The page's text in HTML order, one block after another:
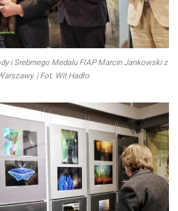
i Srebrnego Medalu FIAP Marcin Jankowski z
| Fot. Wit Hadło